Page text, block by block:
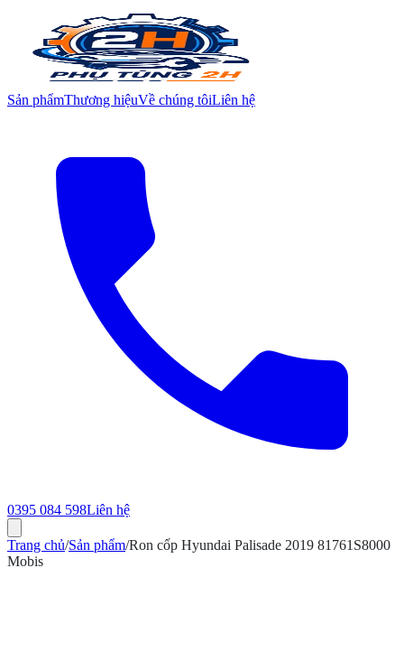
Sản phẩmThương hiệuVề chúng tôiLiên hệ
0395 084 598Liên hệ
Trang chủ/Sản phẩm/Ron cốp Hyundai Palisade 2019 81761S8000
Mobis